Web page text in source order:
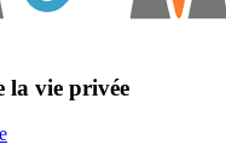
la vie privée